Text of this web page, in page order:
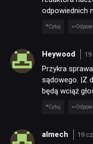
odpowiednich
Cytuj
Heywood
Przykra
sądowego. |Z
będą wciąż
Cytuj
almech 19